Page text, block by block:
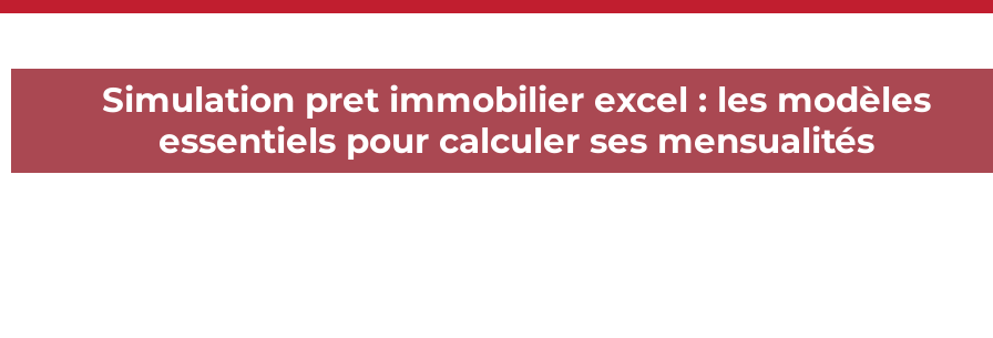
Simulation pret immobilier excel : les modèles
essentiels pour calculer ses mensualités